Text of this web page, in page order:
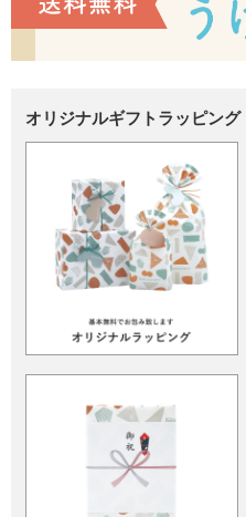
オリジナルギフトラッピング